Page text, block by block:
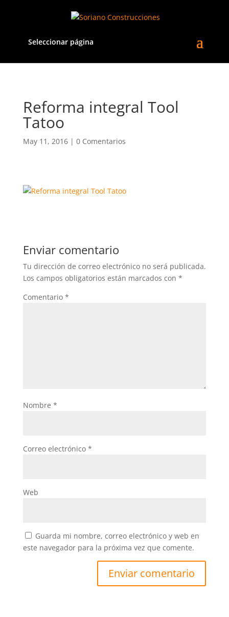
Seleccionar página
Reforma integral Tool
Tatoo
May 11, 2016| 0 Comentarios
Enviar comentario
Tu dirección de correo electrónico no será publicada.
Los campos obligatorios están marcados con *
Comentario *
Nombre *
Correo electrónico *
Web
Guarda mi nombre, correo electrónico y web en
este navegador para la próxima vez que comente.